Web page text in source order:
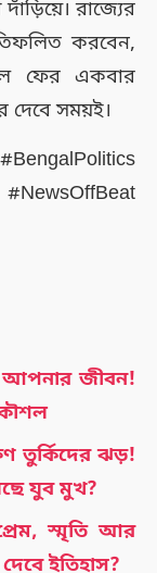
রাজ্যের
করবেন,
ফের একবার
দেবে সময়ই।
আপনার জীবন!
তুর্কিদের ঝড়!
যুব মুখ?
স্মৃতি আর
ইতিহাস?